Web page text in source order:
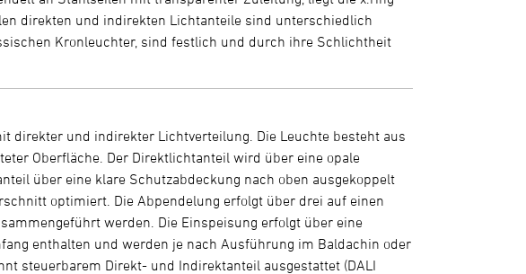
direkten und indirekten Lichtanteile sind unterschiedlich
Kronleuchter, sind festlich und durch ihre Schlichtheit
direkter und indirekter Lichtverteilung. Die Leuchte besteht aus
Oberfläche. Der Direktlichtanteil wird über eine opale
über eine klare Schutzabdeckung nach oben ausgekoppelt
optimiert. Die Abpendelung erfolgt über drei auf einen
werden. Die Einspeisung erfolgt über eine
enthalten und werden je nach Ausführung im Baldachin oder
steuerbarem Direkt- und Indirektanteil ausgestattet (DALI